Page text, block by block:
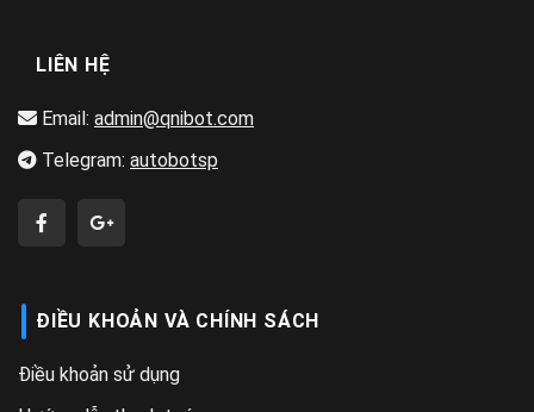
LIÊN HỆ
Email: admin@qnibot.com
Telegram: autobotsp
ĐIỀU KHOẢN VÀ CHÍNH SÁCH
Điều khoản sử dụng